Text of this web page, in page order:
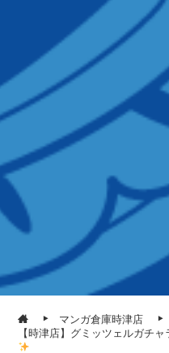
マンガ倉庫時津店
【時津店】グミッツェルガチ